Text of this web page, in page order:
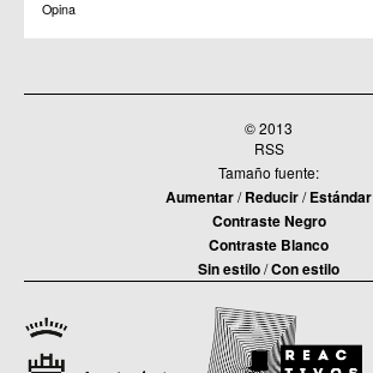
Opina
© 2013
RSS
Tamaño fuente:
Aumentar/Reducir/Estándar
Contraste Negro
Contraste Blanco
Sin estilo/Con estilo